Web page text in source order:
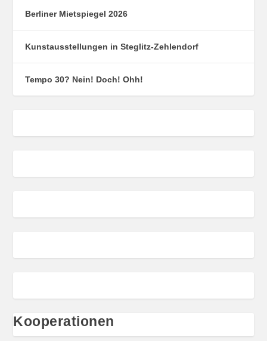
Berliner Mietspiegel 2026
Kunstausstellungen in Steglitz-Zehlendorf
Tempo 30? Nein! Doch! Ohh!
Kooperationen